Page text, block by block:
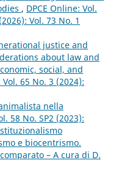
, DPCE Online: Vol.
Vol. 73 No. 1
justice and
about law and
social, and
Vol. 65 No. 3 (2024):
nella
58 No. SP2 (2023):
e biocentrismo.
– A cura di D.